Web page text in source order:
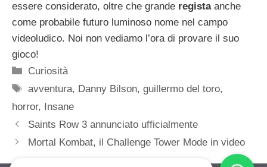
essere considerato, oltre che grande regista anche
come probabile futuro luminoso nome nel campo
videoludico. Noi non vediamo l’ora di provare il suo
gioco!
Categorie
Curiosità
Tag
avventura, Danny Bilson,guillermo del toro,
horror, Insane
Saints Row 3 annunciato ufficialmente
Mortal Kombat, il Challenge Tower Mode in video